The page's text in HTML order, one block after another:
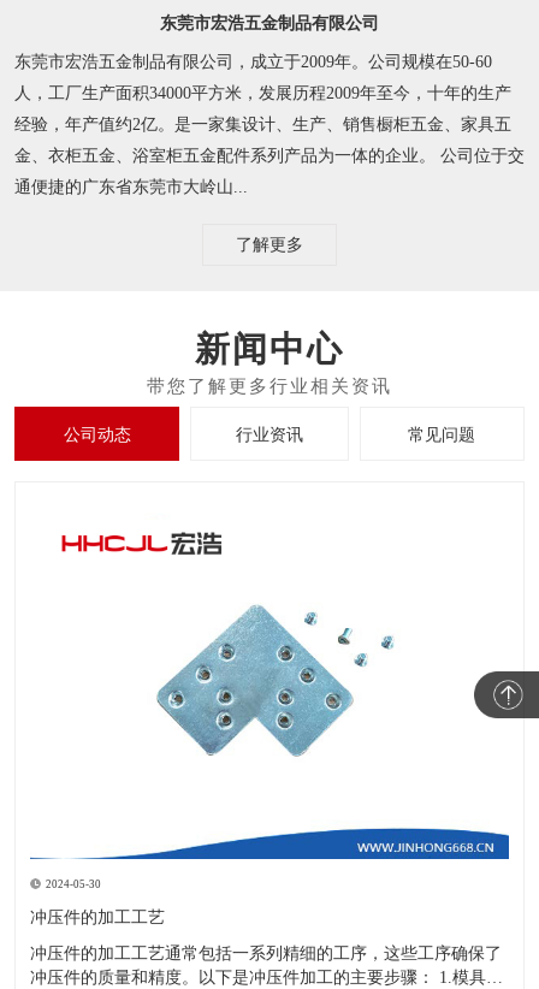
东莞市宏浩五金制品有限公司
东莞市宏浩五金制品有限公司，成立于2009年。公司规模在50-60
人，工厂生产面积34000平方米，发展历程2009年至今，十年的生产
经验，年产值约2亿。是一家集设计、生产、销售橱柜五金、家具五
金、衣柜五金、浴室柜五金配件系列产品为一体的企业。 公司位于交
通便捷的广东省东莞市大岭山...
了解更多
新闻中心
公司动态 行业资讯 常见问题
2024-05-30
冲压件的加工工艺
冲压件的加工工艺通常包括一系列精细的工序，这些工序确保了
冲压件的质量和精度。以下是冲压件加工的主要步骤： 1.模具设